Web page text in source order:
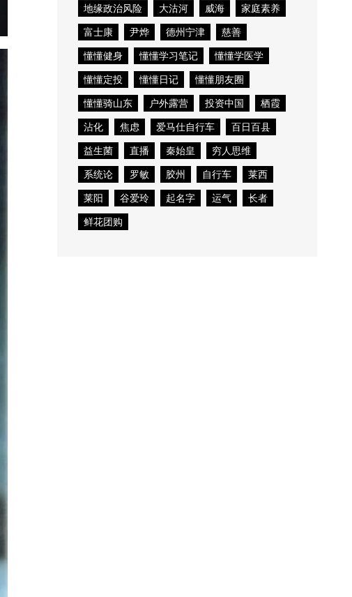
地缘政治风险
大沽河 威海
家庭素养
富士康
尹烨 德州宁津
慈善
懂懂健身
懂懂学习笔记
懂懂学医学
懂懂定投
懂懂日记
懂懂朋友圈
懂懂骑山东
户外露营 投资中国
栖霞
沾化
焦虑 爱马仕自行车
百日百县
益生菌
直播 秦始皇
穷人思维
系统论
罗敏 胶州 自行车
莱西
莱阳
谷爱玲 起名字 运气
长者
鲜花团购